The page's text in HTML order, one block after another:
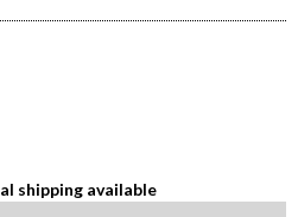
shipping available